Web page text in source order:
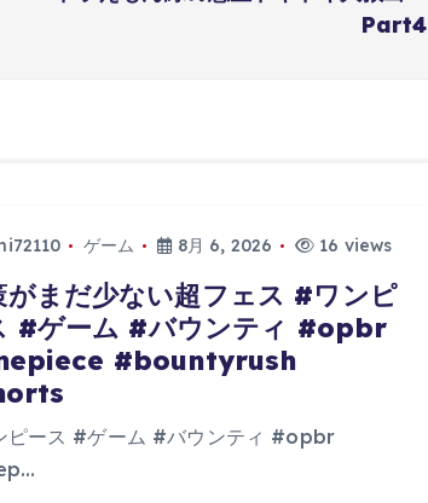
Part4
ゲーム 8月 6, 2026 16 views
がまだ少ない超フェス #ワンピ
#ゲーム #バウンティ #opbr
#bountyrush
ピース #ゲーム #バウンティ #opbr